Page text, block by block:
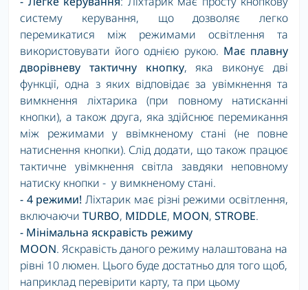
систему керування, що дозволяє легко
перемикатися між режимами освітлення та
використовувати його однією рукою. Має плавну
дворівневу тактичну кнопку, яка виконує дві
функції, одна з яких відповідає за увімкнення та
вимкнення ліхтарика (при повному натисканні
кнопки), а також друга, яка здійснює перемикання
між режимами у ввімкненому стані (не повне
натиснення кнопки). Слід додати, що також працює
тактичне увімкнення світла завдяки неповному
натиску кнопки - у вимкненому стані.
- 4 режими! Ліхтарик має різні режими освітлення,
включаючи TURBO, MIDDLE, MOON, STROBE.
- Мінімальна яскравість режиму
MOON. Яскравість даного режиму налаштована на
рівні 10 люмен. Цього буде достатньо для того щоб,
наприклад перевірити карту, та при цьому